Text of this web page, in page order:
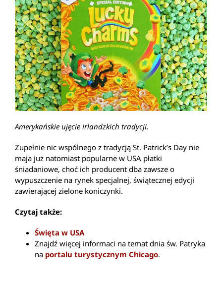
Amerykańskie ujęcie irlandzkich tradycji.
Zupełnie nic wspólnego z tradycją St. Patrick’s Day nie
maja już natomiast popularne w USA płatki
śniadaniowe, choć ich producent dba zawsze o
wypuszczenie na rynek specjalnej, świątecznej edycji
zawierającej zielone koniczynki.
Czytaj także:
Święta w USA
Znajdź więcej informaci na temat dnia św. Patryka
na portalu turystycznym Chicago.